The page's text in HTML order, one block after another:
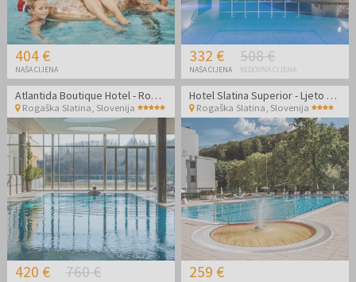
404 €
NAŠA CIJENA
332 €
NAŠA CIJENA
508 €
REDOVNA CIJENA
Atlantida Boutique Hotel - Romantično opuštanje u hotelu s pet zvjezdica
Rogaška Slatina, Slovenija
420 € 760 €
Hotel Slatina Superior - Ljeto u Rogaškoj Slatini
Rogaška Slatina, Slovenija
259 €